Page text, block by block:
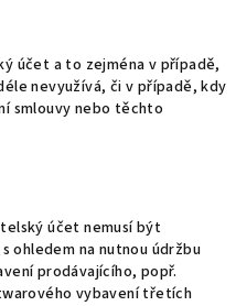
účet a to zejména v případě,
nevyužívá, či v případě, kdy
smlouvy nebo těchto
účet nemusí být
ohledem na nutnou údržbu
prodávajícího, popř.
vybavení třetích